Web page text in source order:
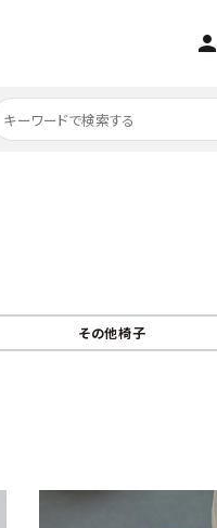
person
アウトレット
その他椅子